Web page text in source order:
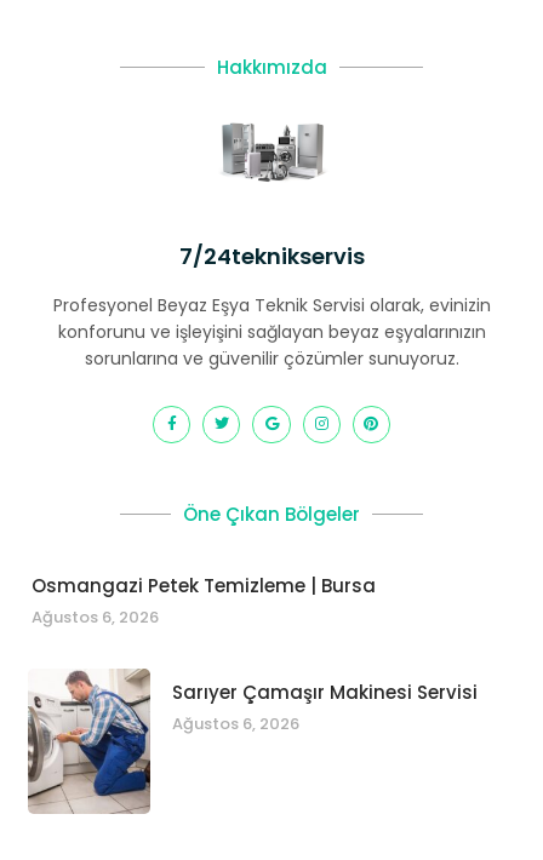
Hakkımızda
7/24teknikservis
Profesyonel Beyaz Eşya Teknik Servisi olarak, evinizin
konforunu ve işleyişini sağlayan beyaz eşyalarınızın
sorunlarına ve güvenilir çözümler sunuyoruz.
Öne Çıkan Bölgeler
Osmangazi Petek Temizleme | Bursa
Ağustos 6, 2026
Sarıyer Çamaşır Makinesi Servisi
Ağustos 6, 2026